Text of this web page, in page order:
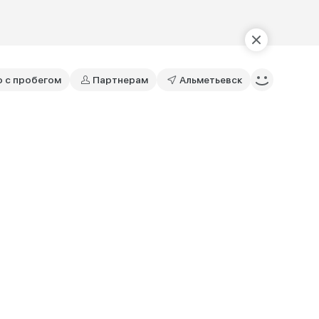
с пробегом Партнерам Альметьевск